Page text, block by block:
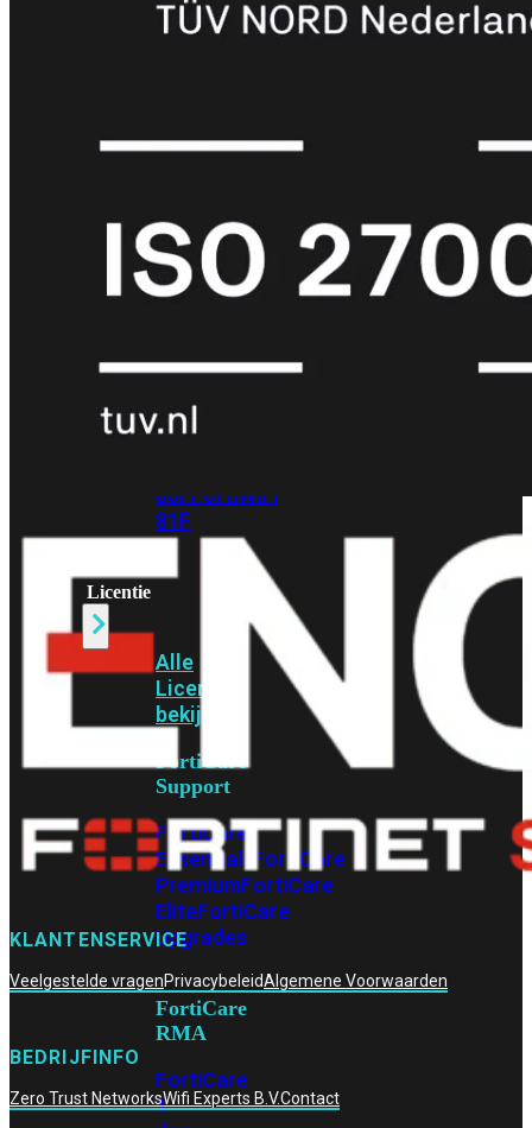
Fi
30G FortiWiFi
31G FortiWiFi
40FFortiWiFi
60FFortiWiFi
FortiWiFi
70GFortiWiFi
80F FortiWiFi
81F
Licentie
Alle
Licenties
bekijken
FortiCare
Support
FortiCare
Essentials FortiCare
PremiumFortiCare
EliteFortiCare
Upgrades
FortiCare
RMA
FortiCare
1
KLANTENSERVICE
Veelgestelde vragenPrivacybeleidAlgemene Voorwaarden
BEDRIJFINFO
Zero Trust NetworksWifi Experts B.V.Contact